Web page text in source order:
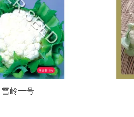
雪岭一号